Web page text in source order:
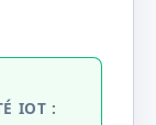
IOT :